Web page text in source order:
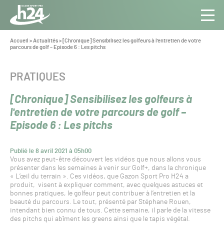
Panneau de gestion des cookies
Aller au contenu
Toute
l’info
du Gazon
Vous
êtes
Accueil >Actualités> [Chronique] Sensibilisez les golfeurs à l'entretien de votre
parcours de golf – Episode 6 : Les pitchs
[Chronique] Sensibilisez les golfeurs à
l'entretien de votre parcours de golf –
Episode 6 : Les pitchs
Publié le 8 avril 2021 à 05h00
CATÉGORIE :
PRATIQUES
Vous avez peut-être découvert les vidéos que nous allons vous
présenter dans les semaines à venir sur Golf+, dans la chronique
« L’œil du terrain ». Ces vidéos, que Gazon Sport Pro H24 a
produit, visent à expliquer comment, avec quelques astuces et
bonnes pratiques, le golfeur peut contribuer à l’entretien et la
beauté du parcours. Le tout, présenté par Stéphane Rouen,
intendant bien connu de tous. Cette semaine, il parle de la vitesse
des pitchs qui abîment les greens ainsi que le tapis végétal.